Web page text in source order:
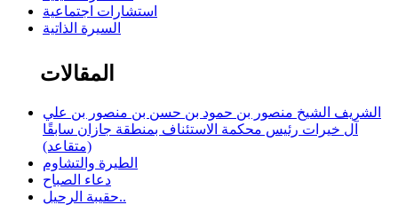
استشارات اجتماعية
السيرة الذاتية
المقالات
الشريف الشيخ منصور بن حمود بن حسن بن منصور بن علي
آل خيرات رئيس محكمة الاستئناف بمنطقة جازان سابقًا
(متقاعد)
الطيرة والتشاوم
دعاء الصباح
حقيبة الرحيل..